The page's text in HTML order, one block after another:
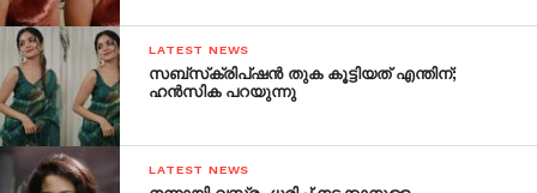
LATEST NEWS
സബ്സ്‌ക്രിപ്ഷന്‍ തുക കൂട്ടിയത് എന്തിന്;
ഹന്‍സിക പറയുന്നു
LATEST NEWS